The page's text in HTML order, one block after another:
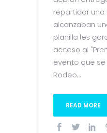
repartidor una
alcanzaban
planilla les
acceso al
evento que
Rodeo...
READ MORE